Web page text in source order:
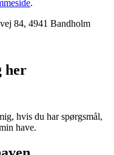
.
84, 4941 Bandholm
her
hvis du har spørgsmål,
have.